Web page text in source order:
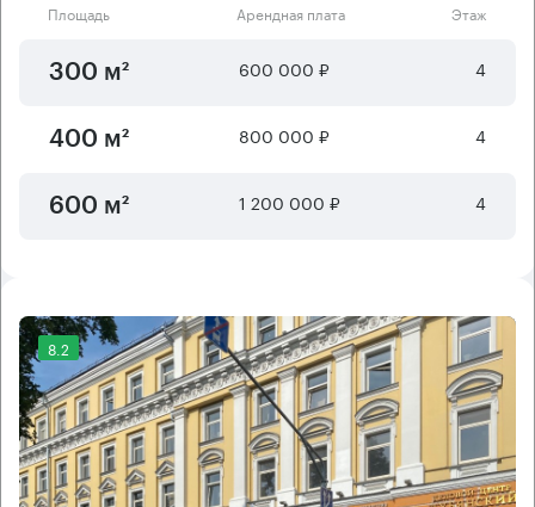
Площадь Арендная плата Этаж
300 м² 600 000 ₽ 4
400 м² 800 000 ₽ 4
600 м² 1 200 000 ₽ 4
8.2